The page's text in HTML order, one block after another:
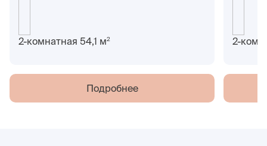
2-комнатная 54,1 м2
Подробнее
2-